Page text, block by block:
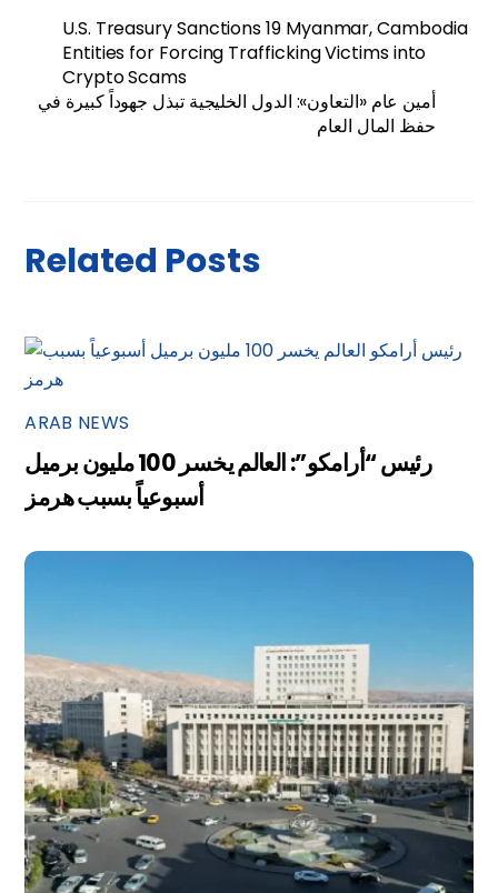
U.S. Treasury Sanctions 19 Myanmar, Cambodia
Entities for Forcing Trafficking Victims into
Crypto Scams
أمين عام «التعاون»: الدول الخليجية تبذل جهوداً كبيرة في
حفظ المال العام
Related Posts
ARAB NEWS
رئيس “أرامكو”: العالم يخسر 100 مليون برميل
أسبوعياً بسبب هرمز